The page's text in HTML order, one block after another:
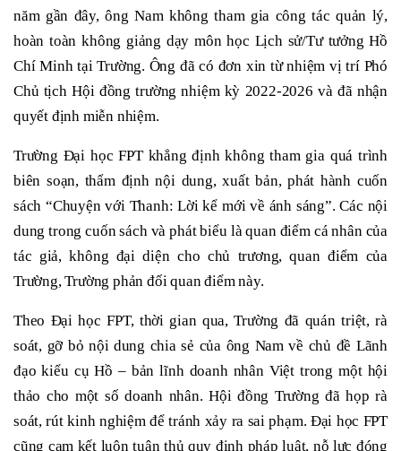
năm gần đây, ông Nam không tham gia công tác quản lý,
hoàn toàn không giảng dạy môn học Lịch sử/Tư tưởng Hồ
Chí Minh tại Trường. Ông đã có đơn xin từ nhiệm vị trí Phó
Chủ tịch Hội đồng trường nhiệm kỳ 2022-2026 và đã nhận
quyết định miễn nhiệm.
Trường Đại học FPT khẳng định không tham gia quá trình
biên soạn, thẩm định nội dung, xuất bản, phát hành cuốn
sách “Chuyện với Thanh: Lời kể mới về ánh sáng”. Các nội
dung trong cuốn sách và phát biểu là quan điểm cá nhân của
tác giả, không đại diện cho chủ trương, quan điểm của
Trường, Trường phản đối quan điểm này.
Theo Đại học FPT, thời gian qua, Trường đã quán triệt, rà
soát, gỡ bỏ nội dung chia sẻ của ông Nam về chủ đề Lãnh
đạo kiểu cụ Hồ – bản lĩnh doanh nhân Việt trong một hội
thảo cho một số doanh nhân. Hội đồng Trường đã họp rà
soát, rút kinh nghiệm để tránh xảy ra sai phạm. Đại học FPT
cũng cam kết luôn tuân thủ quy định pháp luật, nỗ lực đóng